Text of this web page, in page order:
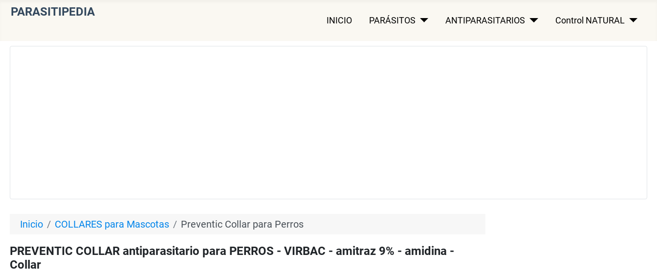
PARASITIPEDIA
INICIO PARÁSITOS ANTIPARASITARIOS Control NATURAL
Inicio COLLARES para Mascotas Preventic Collar para Perros
PREVENTIC COLLAR antiparasitario para PERROS - VIRBAC - amitraz 9% - amidina -
Collar